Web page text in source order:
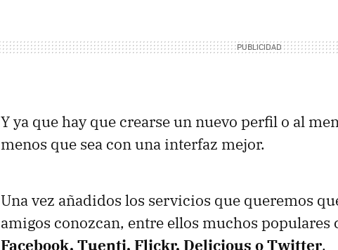
Y ya que hay que crearse un nuevo perfil o al
menos que sea con una interfaz mejor.
Una vez añadidos los servicios que queremos
amigos conozcan, entre ellos muchos populares
Facebook, Tuenti, Flickr, Delicious o Twitter,